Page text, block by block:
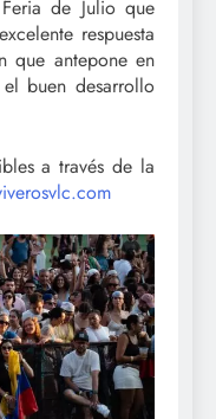
de Julio que
respuesta
que antepone en
buen desarrollo
a través de la